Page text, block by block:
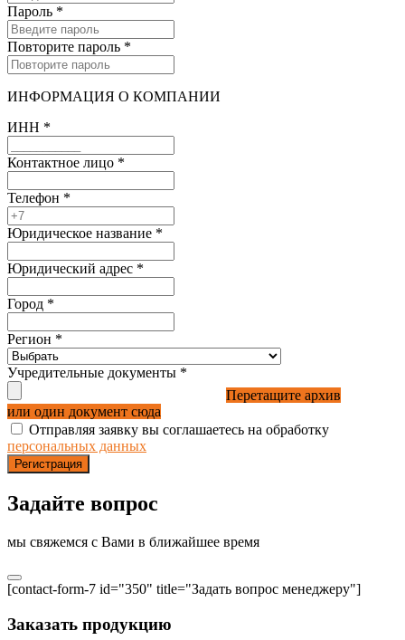
Пароль *
Повторите пароль *
ИНФОРМАЦИЯ О КОМПАНИИ
ИНН *
Контактное лицо *
Телефон *
Юридическое название *
Юридический адрес *
Город *
Регион *
Учредительные документы *
Перетащите архив
или один документ сюда
Отправляя заявку вы соглашаетесь на обработку
персональных данных
Регистрация
Задайте вопрос
мы свяжемся с Вами в ближайшее время
[contact-form-7 id="350" title="Задать вопрос менеджеру"]
Заказать продукцию